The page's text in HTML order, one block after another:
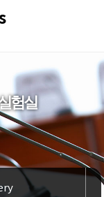
험실